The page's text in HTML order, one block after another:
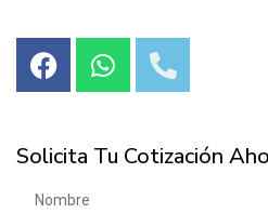
Solicita Tu Cotización
Nombre